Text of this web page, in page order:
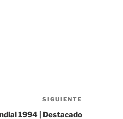
entrada
SIGUIENTE
1994 | Destacado